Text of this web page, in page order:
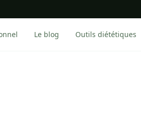
Le blog Outils diététiques